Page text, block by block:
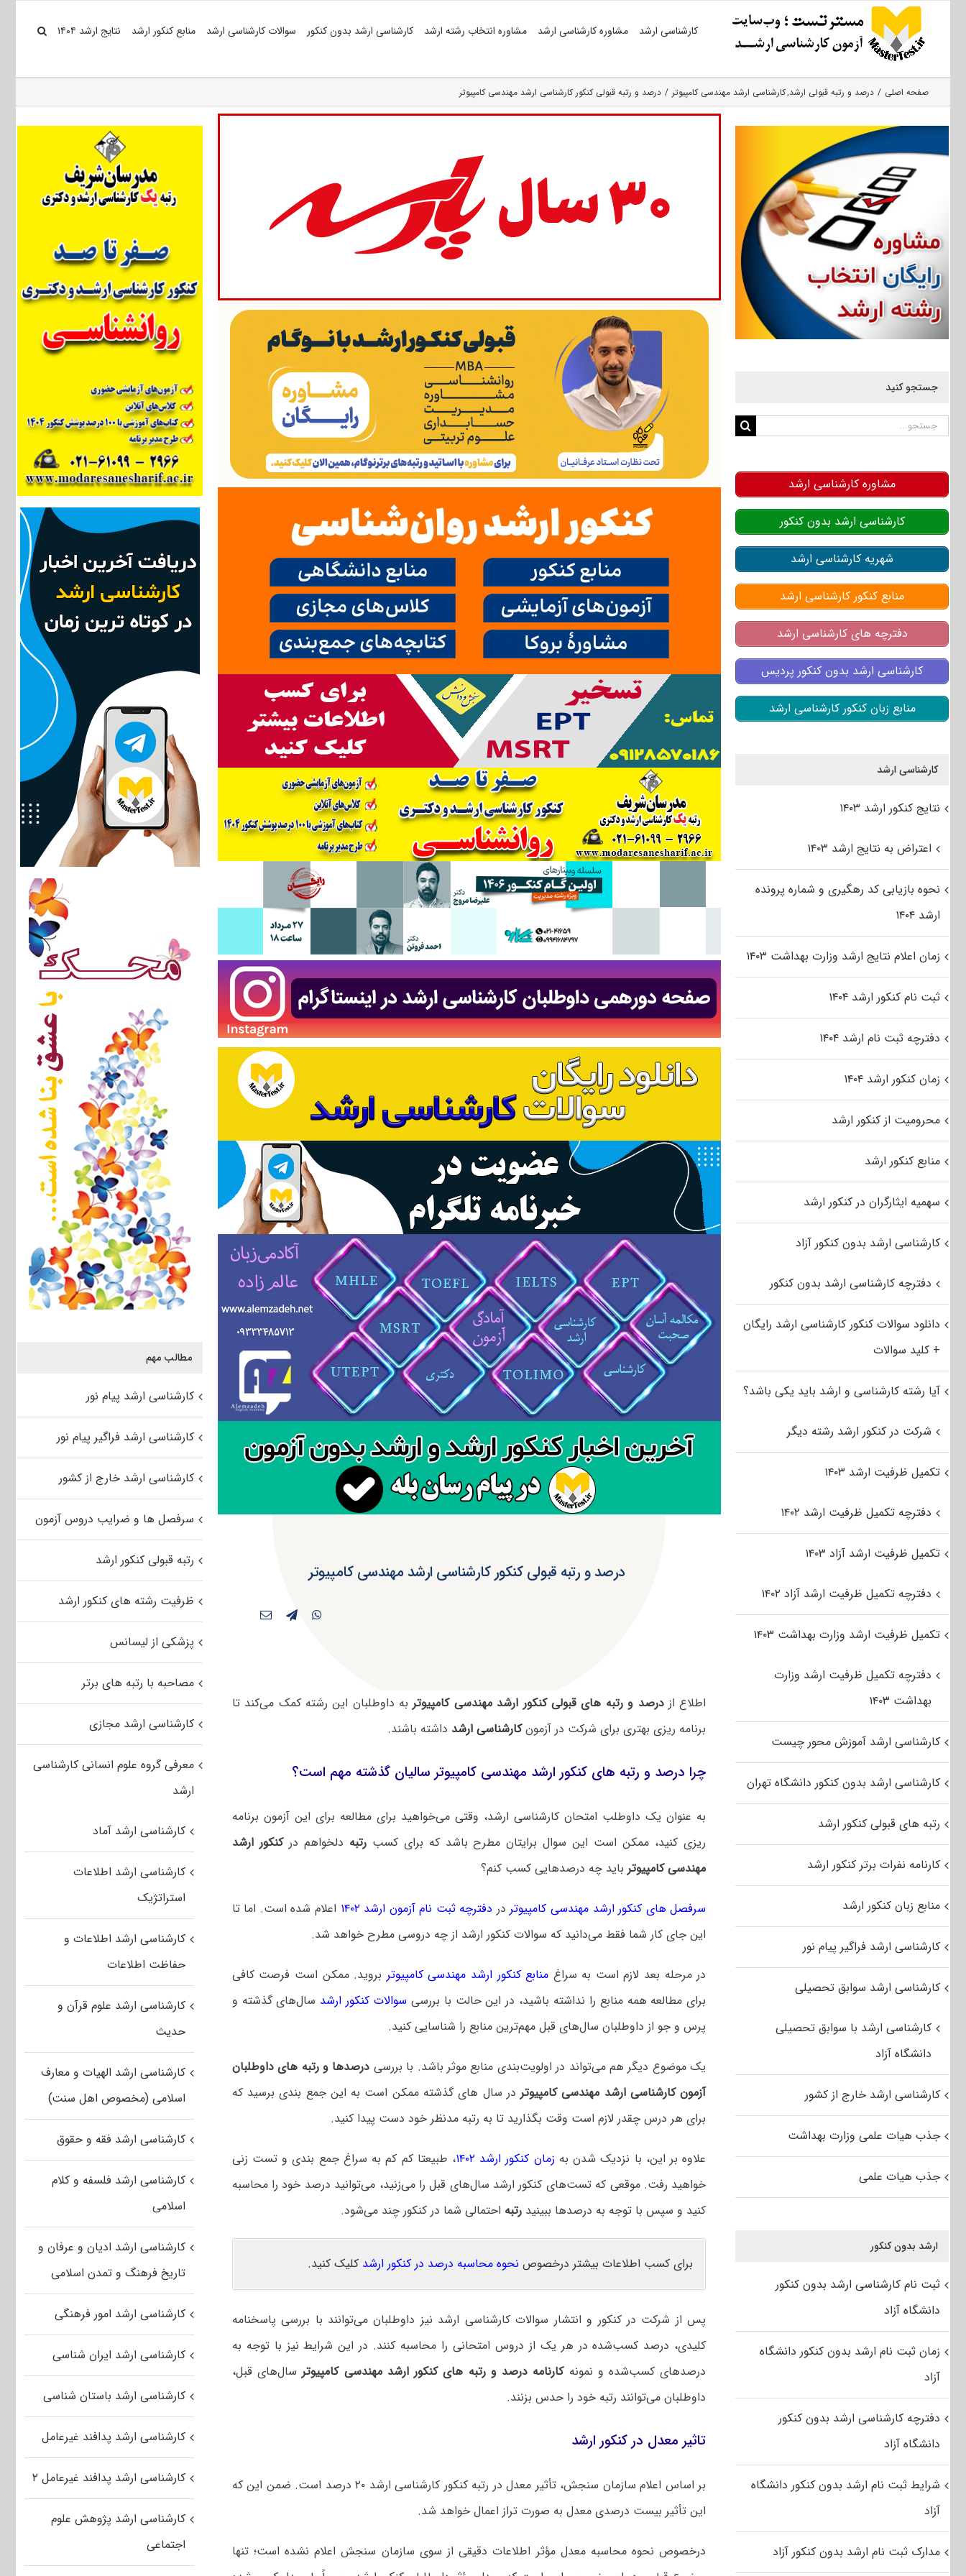
کارشناسی ارشد مشاوره کارشناسی ارشد مشاوره انتخاب رشته ارشد کارشناسی ارشد بدون کنکور سوالات کارشناسی ارشد منابع کنکور ارشد نتایج ارشد ۱۴۰۴
صفحه اصلی درصد و رتبه قبولی ارشد کارشناسی ارشد مهندسی کامپیوتر درصد و رتبه قبولی کنکور کارشناسی ارشد مهندسی کامپیوتر
درصد و رتبه قبولی کنکور کارشناسی ارشد مهندسی کامپیوتر
اطلاع ازدرصد و رتبه های قبولی کنکور ارشد مهندسی کامپیوتربه داوطلبان این رشته کمک می‌کند تا
برنامه ریزی بهتری برای شرکت در آزمونکارشناسی ارشد داشته باشند.
چرا درصد و رتبه های کنکور ارشد مهندسی کامپیوتر سالیان گذشته مهم است؟
به عنوان یک داوطلب امتحان کارشناسی ارشد، وقتی می‌خواهید برای مطالعه برای این آزمون برنامه
ریزی کنید، ممکن است این سوال برایتان مطرح باشد که برای کسبرتبه دلخواهم درکنکور ارشد
مهندسی کامپیوتر باید چه درصدهایی کسب کنم؟
سرفصل های کنکور ارشد مهندسی کامپیوتر در دفترچه ثبت نام آزمون ارشد ۱۴۰۲
اعلام شده است. اما تا
این جای کار شما فقط می‌دانید که سوالات کنکور ارشد از چه دروسی مطرح خواهد شد.
در مرحله بعد لازم است به سراغ منابع کنکور ارشد مهندسی کامپیوتر بروید. ممکن است فرصت کافی
برای مطالعه همه منابع را نداشته باشید، در این حالت با بررسی سوالات کنکور ارشد سال‌های گذشته و
پرس و جو از داوطلبان سال‌های قبل مهم‌ترین منابع را شناسایی کنید.
یک موضوع دیگر هم می‌تواند در اولویت‌بندی منابع موثر باشد. با بررسی درصدها و رتبه های داوطلبان
آزمون کارشناسی ارشد مهندسی کامپیوتر در سال های گذشته ممکن است به این جمع بندی برسید که
برای هر درس چقدر لازم است وقت بگذارید تا به رتبه مدنظر خود دست پیدا کنید.
علاوه بر این، با نزدیک شدن به زمان کنکور ارشد ۱۴۰۲
، طبیعتا کم کم به سراغ جمع بندی و تست زنی
خواهید رفت. موقعی که تست‌های کنکور ارشد سال‌های قبل را می‌زنید، می‌توانید درصد خود را محاسبه
کنید و سپس با توجه به درصدها ببینید رتبه احتمالی شما در کنکور چند می‌شود.
برای کسب اطلاعات بیشتر درخصوص نحوه محاسبه درصد در کنکور ارشد کلیک کنید.
پس از شرکت در کنکور و انتشار سوالات کارشناسی ارشد نیز داوطلبان می‌توانند با بررسی پاسخنامه
کلیدی، درصد کسب‌شده در هر یک از دروس امتحانی را محاسبه کنند. در این شرایط نیز با توجه به
درصدهای کسب‌شده و نمونهکارنامه درصد و رتبه های کنکور ارشد مهندسی کامپیوتر سال‌های قبل،
داوطلبان می‌توانند رتبه خود را حدس بزنند.
تاثیر معدل در کنکور ارشد
بر اساس اعلام سازمان سنجش، تأثیر معدل در رتبه کنکور کارشناسی ارشد ۲۰ درصد است. ضمن این که
این تأثیر بیست درصدی معدل به صورت تراز اعمال خواهد شد.
درخصوص نحوه محاسبه معدل مؤثر اطلاعات دقیقی از سوی سازمان سنجش اعلام نشده است؛ تنها
مطالب مهم
کارشناسی ارشد پیام نور
کارشناسی ارشد فراگیر پیام نور
کارشناسی ارشد خارج از کشور
سرفصل ها و ضرایب دروس آزمون
رتبه قبولی کنکور ارشد
ظرفیت رشته های کنکور ارشد
پزشکی از لیسانس
مصاحبه با رتبه های برتر
کارشناسی ارشد مجازی
معرفی گروه علوم انسانی کارشناسی
ارشد
کارشناسی ارشد آماد
کارشناسی ارشد اطلاعات
استراتژیک
کارشناسی ارشد اطلاعات و
حفاظت اطلاعات
کارشناسی ارشد علوم قرآن و
حدیث
کارشناسی ارشد الهیات و معارف
اسلامی (مخصوص اهل سنت)
کارشناسی ارشد فقه و حقوق
کارشناسی ارشد فلسفه و کلام
اسلامی
کارشناسی ارشد ادیان و عرفان و
تاریخ فرهنگ و تمدن اسلامی
کارشناسی ارشد امور فرهنگی
کارشناسی ارشد ایران شناسی
کارشناسی ارشد باستان شناسی
کارشناسی ارشد پدافند غیرعامل
کارشناسی ارشد پدافند غیرعامل ۲
کارشناسی ارشد پژوهش علوم
اجتماعی
جستجو کنید
جستجو
مشاوره کارشناسی ارشد
کارشناسی ارشد بدون کنکور
شهریه کارشناسی ارشد
منابع کنکور کارشناسی ارشد
دفترچه های کارشناسی ارشد
کارشناسی ارشد بدون کنکور پردیس
منابع زبان کنکور کارشناسی ارشد
کارشناسی ارشد
نتایج کنکور ارشد ۱۴۰۳
اعتراض به نتایج ارشد ۱۴۰۳
نحوه بازیابی کد رهگیری و شماره پرونده
ارشد ۱۴۰۴
زمان اعلام نتایج ارشد وزارت بهداشت ۱۴۰۳
ثبت نام کنکور ارشد ۱۴۰۴
دفترچه ثبت نام ارشد ۱۴۰۴
زمان کنکور ارشد ۱۴۰۴
محرومیت از کنکور ارشد
منابع کنکور ارشد
سهمیه ایثارگران در کنکور ارشد
کارشناسی ارشد بدون کنکور آزاد
دفترچه کارشناسی ارشد بدون کنکور
دانلود سوالات کنکور کارشناسی ارشد رایگان
+ کلید سوالات
آیا رشته کارشناسی و ارشد باید یکی باشد؟
شرکت در کنکور ارشد رشته دیگر
تکمیل ظرفیت ارشد ۱۴۰۳
دفترچه تکمیل ظرفیت ارشد ۱۴۰۲
تکمیل ظرفیت ارشد آزاد ۱۴۰۳
دفترچه تکمیل ظرفیت ارشد آزاد ۱۴۰۲
تکمیل ظرفیت ارشد وزارت بهداشت ۱۴۰۳
دفترچه تکمیل ظرفیت ارشد وزارت
بهداشت ۱۴۰۳
کارشناسی ارشد آموزش محور چیست
کارشناسی ارشد بدون کنکور دانشگاه تهران
رتبه های قبولی کنکور ارشد
کارنامه نفرات برتر کنکور ارشد
منابع زبان کنکور ارشد
کارشناسی ارشد فراگیر پیام نور
کارشناسی ارشد سوابق تحصیلی
کارشناسی ارشد با سوابق تحصیلی
دانشگاه آزاد
کارشناسی ارشد خارج از کشور
جذب هیات علمی وزارت بهداشت
جذب هیات علمی
ارشد بدون کنکور
ثبت نام کارشناسی ارشد بدون کنکور
دانشگاه آزاد
زمان ثبت نام ارشد بدون کنکور دانشگاه
آزاد
دفترچه کارشناسی ارشد بدون کنکور
دانشگاه آزاد
شرایط ثبت نام ارشد بدون کنکور دانشگاه
آزاد
مدارک ثبت نام ارشد بدون کنکور آزاد